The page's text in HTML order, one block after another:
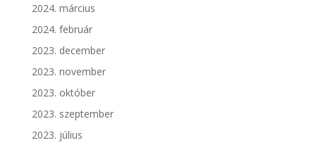
2024. március
2024. február
2023. december
2023. november
2023. október
2023. szeptember
2023. július